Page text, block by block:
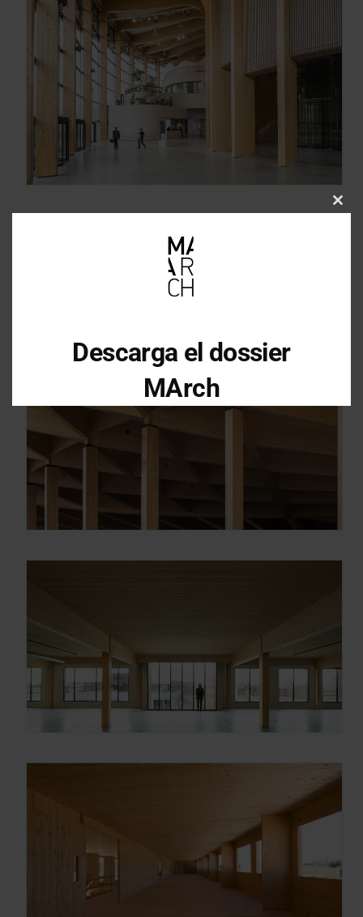
Descarga el dossier
MArch
Descarga el dossier con toda la
información sobre los programas en
Email
Gracias, de momento no me interesa